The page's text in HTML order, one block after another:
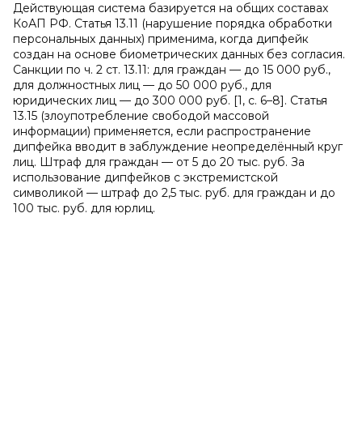
Действующая система базируется на общих составах
КоАП РФ. Статья 13.11 (нарушение порядка обработки
персональных данных) применима, когда дипфейк
создан на основе биометрических данных без согласия.
Санкции по ч. 2 ст. 13.11: для граждан — до 15 000 руб.,
для должностных лиц — до 50 000 руб., для
юридических лиц — до 300 000 руб. [1, с. 6–8]. Статья
13.15 (злоупотребление свободой массовой
информации) применяется, если распространение
дипфейка вводит в заблуждение неопределённый круг
лиц. Штраф для граждан — от 5 до 20 тыс. руб. За
использование дипфейков с экстремистской
символикой — штраф до 2,5 тыс. руб. для граждан и до
100 тыс. руб. для юрлиц.